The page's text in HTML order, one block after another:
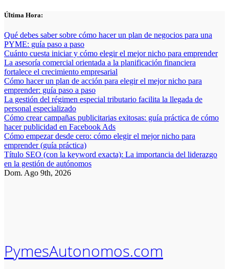
Saltar
contenido
Última Hora:
Qué debes saber sobre cómo hacer un plan de negocios para una
PYME: guía paso a paso
Cuánto cuesta iniciar y cómo elegir el mejor nicho para emprender
La asesoría comercial orientada a la planificación financiera
fortalece el crecimiento empresarial
Cómo hacer un plan de acción para elegir el mejor nicho para
emprender: guía paso a paso
La gestión del régimen especial tributario facilita la llegada de
personal especializado
Cómo crear campañas publicitarias exitosas: guía práctica de cómo
hacer publicidad en Facebook Ads
Cómo empezar desde cero: cómo elegir el mejor nicho para
emprender (guía práctica)
Título SEO (con la keyword exacta): La importancia del liderazgo
en la gestión de autónomos
Dom. Ago 9th, 2026
PymesAutonomos.com